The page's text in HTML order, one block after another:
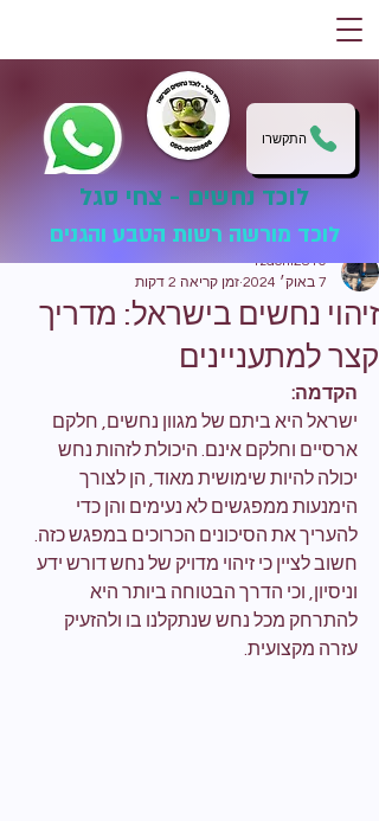
התקשרו
לוכד נחשים - צחי סגל
לוכד מורשה רשות הטבע והגנים
זיהוי נחשים בישראל: מדריך
קצר למתעניינים
tzachi2810
7 באוק׳ 2024
זמן קריאה 2 דקות
הקדמה:
ישראל היא ביתם של מגוון נחשים, חלקם
ארסיים וחלקם אינם. היכולת לזהות נחש
יכולה להיות שימושית מאוד, הן לצורך
הימנעות ממפגשים לא נעימים והן כדי
להעריך את הסיכונים הכרוכים במפגש כזה.
חשוב לציין כי זיהוי מדויק של נחש דורש ידע
וניסיון, וכי הדרך הבטוחה ביותר היא
להתרחק מכל נחש שנתקלנו בו ולהזעיק
עזרה מקצועית.